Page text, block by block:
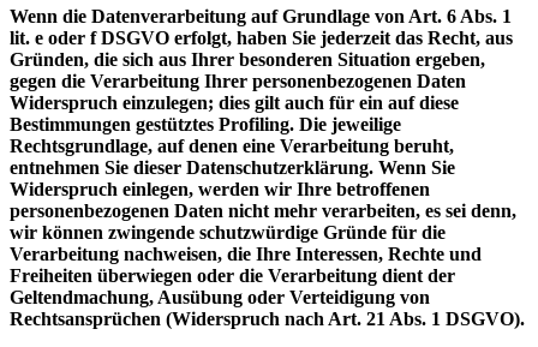
Wenn die Datenverarbeitung auf Grundlage von Art. 6 Abs. 1
lit. e oder f DSGVO erfolgt, haben Sie jederzeit das Recht, aus
Gründen, die sich aus Ihrer besonderen Situation ergeben,
gegen die Verarbeitung Ihrer personenbezogenen Daten
Widerspruch einzulegen; dies gilt auch für ein auf diese
Bestimmungen gestütztes Profiling. Die jeweilige
Rechtsgrundlage, auf denen eine Verarbeitung beruht,
entnehmen Sie dieser Datenschutzerklärung. Wenn Sie
Widerspruch einlegen, werden wir Ihre betroffenen
personenbezogenen Daten nicht mehr verarbeiten, es sei denn,
wir können zwingende schutzwürdige Gründe für die
Verarbeitung nachweisen, die Ihre Interessen, Rechte und
Freiheiten überwiegen oder die Verarbeitung dient der
Geltendmachung, Ausübung oder Verteidigung von
Rechtsansprüchen (Widerspruch nach Art. 21 Abs. 1 DSGVO).